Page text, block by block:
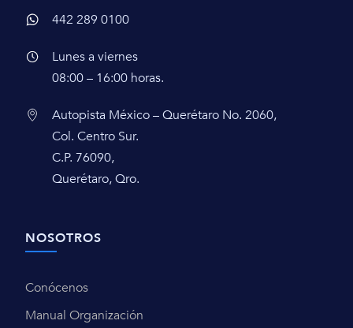
442 289 0100
Lunes a viernes
08:00 – 16:00 horas.
Autopista México – Querétaro No. 2060,
Col. Centro Sur.
C.P. 76090,
Querétaro, Qro.
NOSOTROS
Conócenos
Manual Organización